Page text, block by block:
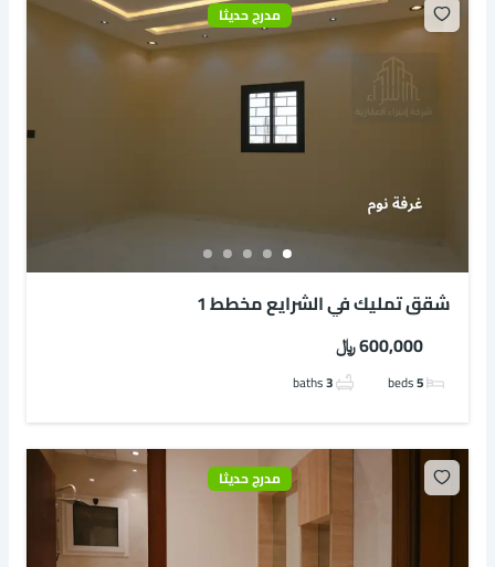
مدرج حديثا
شقق تمليك في الشرايع مخطط 1
600,000 ﷼
5
beds
3
baths
مدرج حديثا